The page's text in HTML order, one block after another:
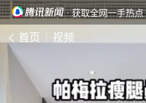
· 获取全网一手热点
首页 视频